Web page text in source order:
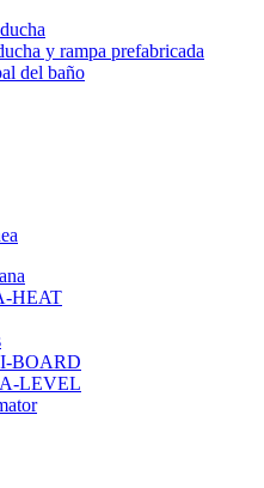
y rampa prefabricada
del baño
HEAT
BOARD
LEVEL